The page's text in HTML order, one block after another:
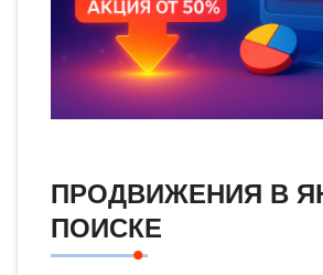
ПРОДВИЖЕНИЯ В
ПОИСКЕ